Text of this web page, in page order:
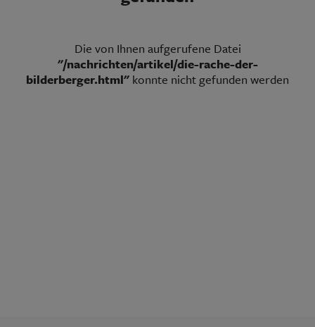
Abo Prämien
Archiv
Mediadaten
Die von Ihnen aufgerufene Datei
"/nachrichten/artikel/die-rache-der-
bilderberger.html" konnte nicht gefunden werden